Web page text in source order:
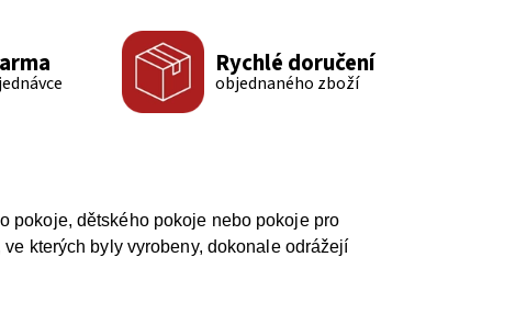
Rychlé doručení
objednaného zboží
pokoje, dětského pokoje nebo pokoje pro
kterých byly vyrobeny, dokonale odrážejí